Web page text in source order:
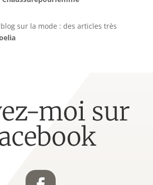
sur la mode : des articles très
moi sur